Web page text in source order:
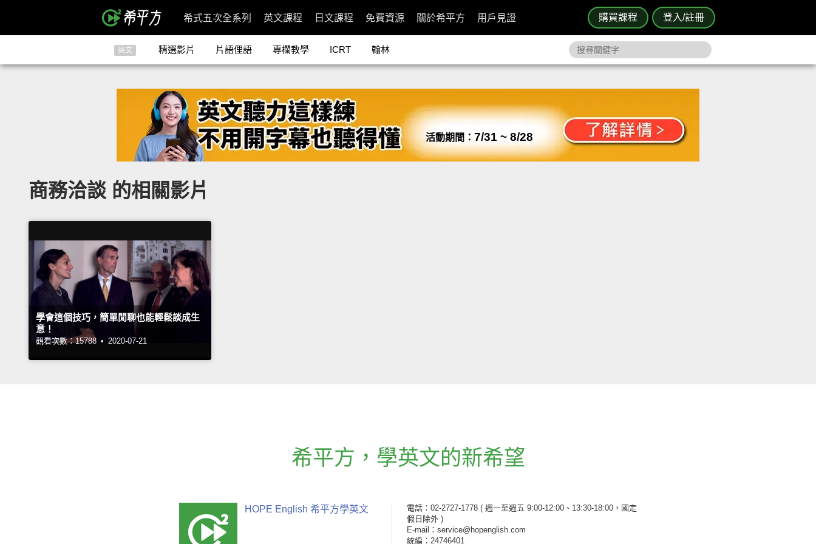
購買課程 登入/註冊
希式五次全系列 英文課程 日文課程 免費資源 關於希平方 用戶見證
英文 精選影片 片語俚語 專欄教學 ICRT 翰林
活動期間： 7/31 ~ 8/28
商務洽談 的相關影片
學會這個技巧，簡單閒聊也能輕鬆談成生
意！
觀看次數：15788 • 2020-07-21
希平方 ， 學英文的新希望
HOPE English 希平方學英文 電話：02-2727-1778 ( 週一至週五 9:00-12:00、13:30-18:00，國定
假日除外 )
E-mail：service@hopenglish.com
統編：24746401